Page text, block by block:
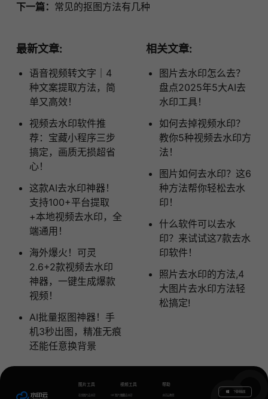
下一篇： 常见的抠图方法有几种
最新文章:
语音视频转文字｜4
种文案提取方法，简
单又高效！
视频去水印软件推
荐：宝藏小程序三步
搞定，画质无损超省
心！
这款AI去水印神器！
支持100+平台提取
+本地视频去水印，全
端通用！
海外爆火！可灵
2.6+2款视频去水印
神器，一键生成爆款
视频！
AI批量抠图神器！手
机3秒出图，精准无痕
还能任意换背景
相关文章:
图片去水印怎么去？
盘点2025年5大AI去
水印工具！
如何去掉视频水印？
教你5种视频去水印方
法！
图片如何去水印？这6
种方法帮你轻松去水
印！
什么软件可以去水
印？来试试这7款去水
印软件！
照片去水印的方法,4
大图片去水印方法轻
松搞定!
图片工具
在线图片去水印 GIF图片生成
视频工具
视频去水印
帮助
水印云教程
下载电脑版